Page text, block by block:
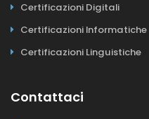
Certificazioni Digitali
Certificazioni Informatiche
Certificazioni Linguistiche
Contattaci